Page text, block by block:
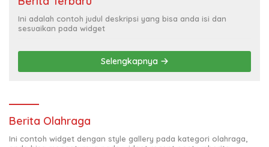
Ini adalah contoh judul deskripsi yang bisa anda isi dan
sesuaikan pada widget
Selengkapnya
Berita Olahraga
Ini contoh widget dengan style gallery pada kategori olahraga,